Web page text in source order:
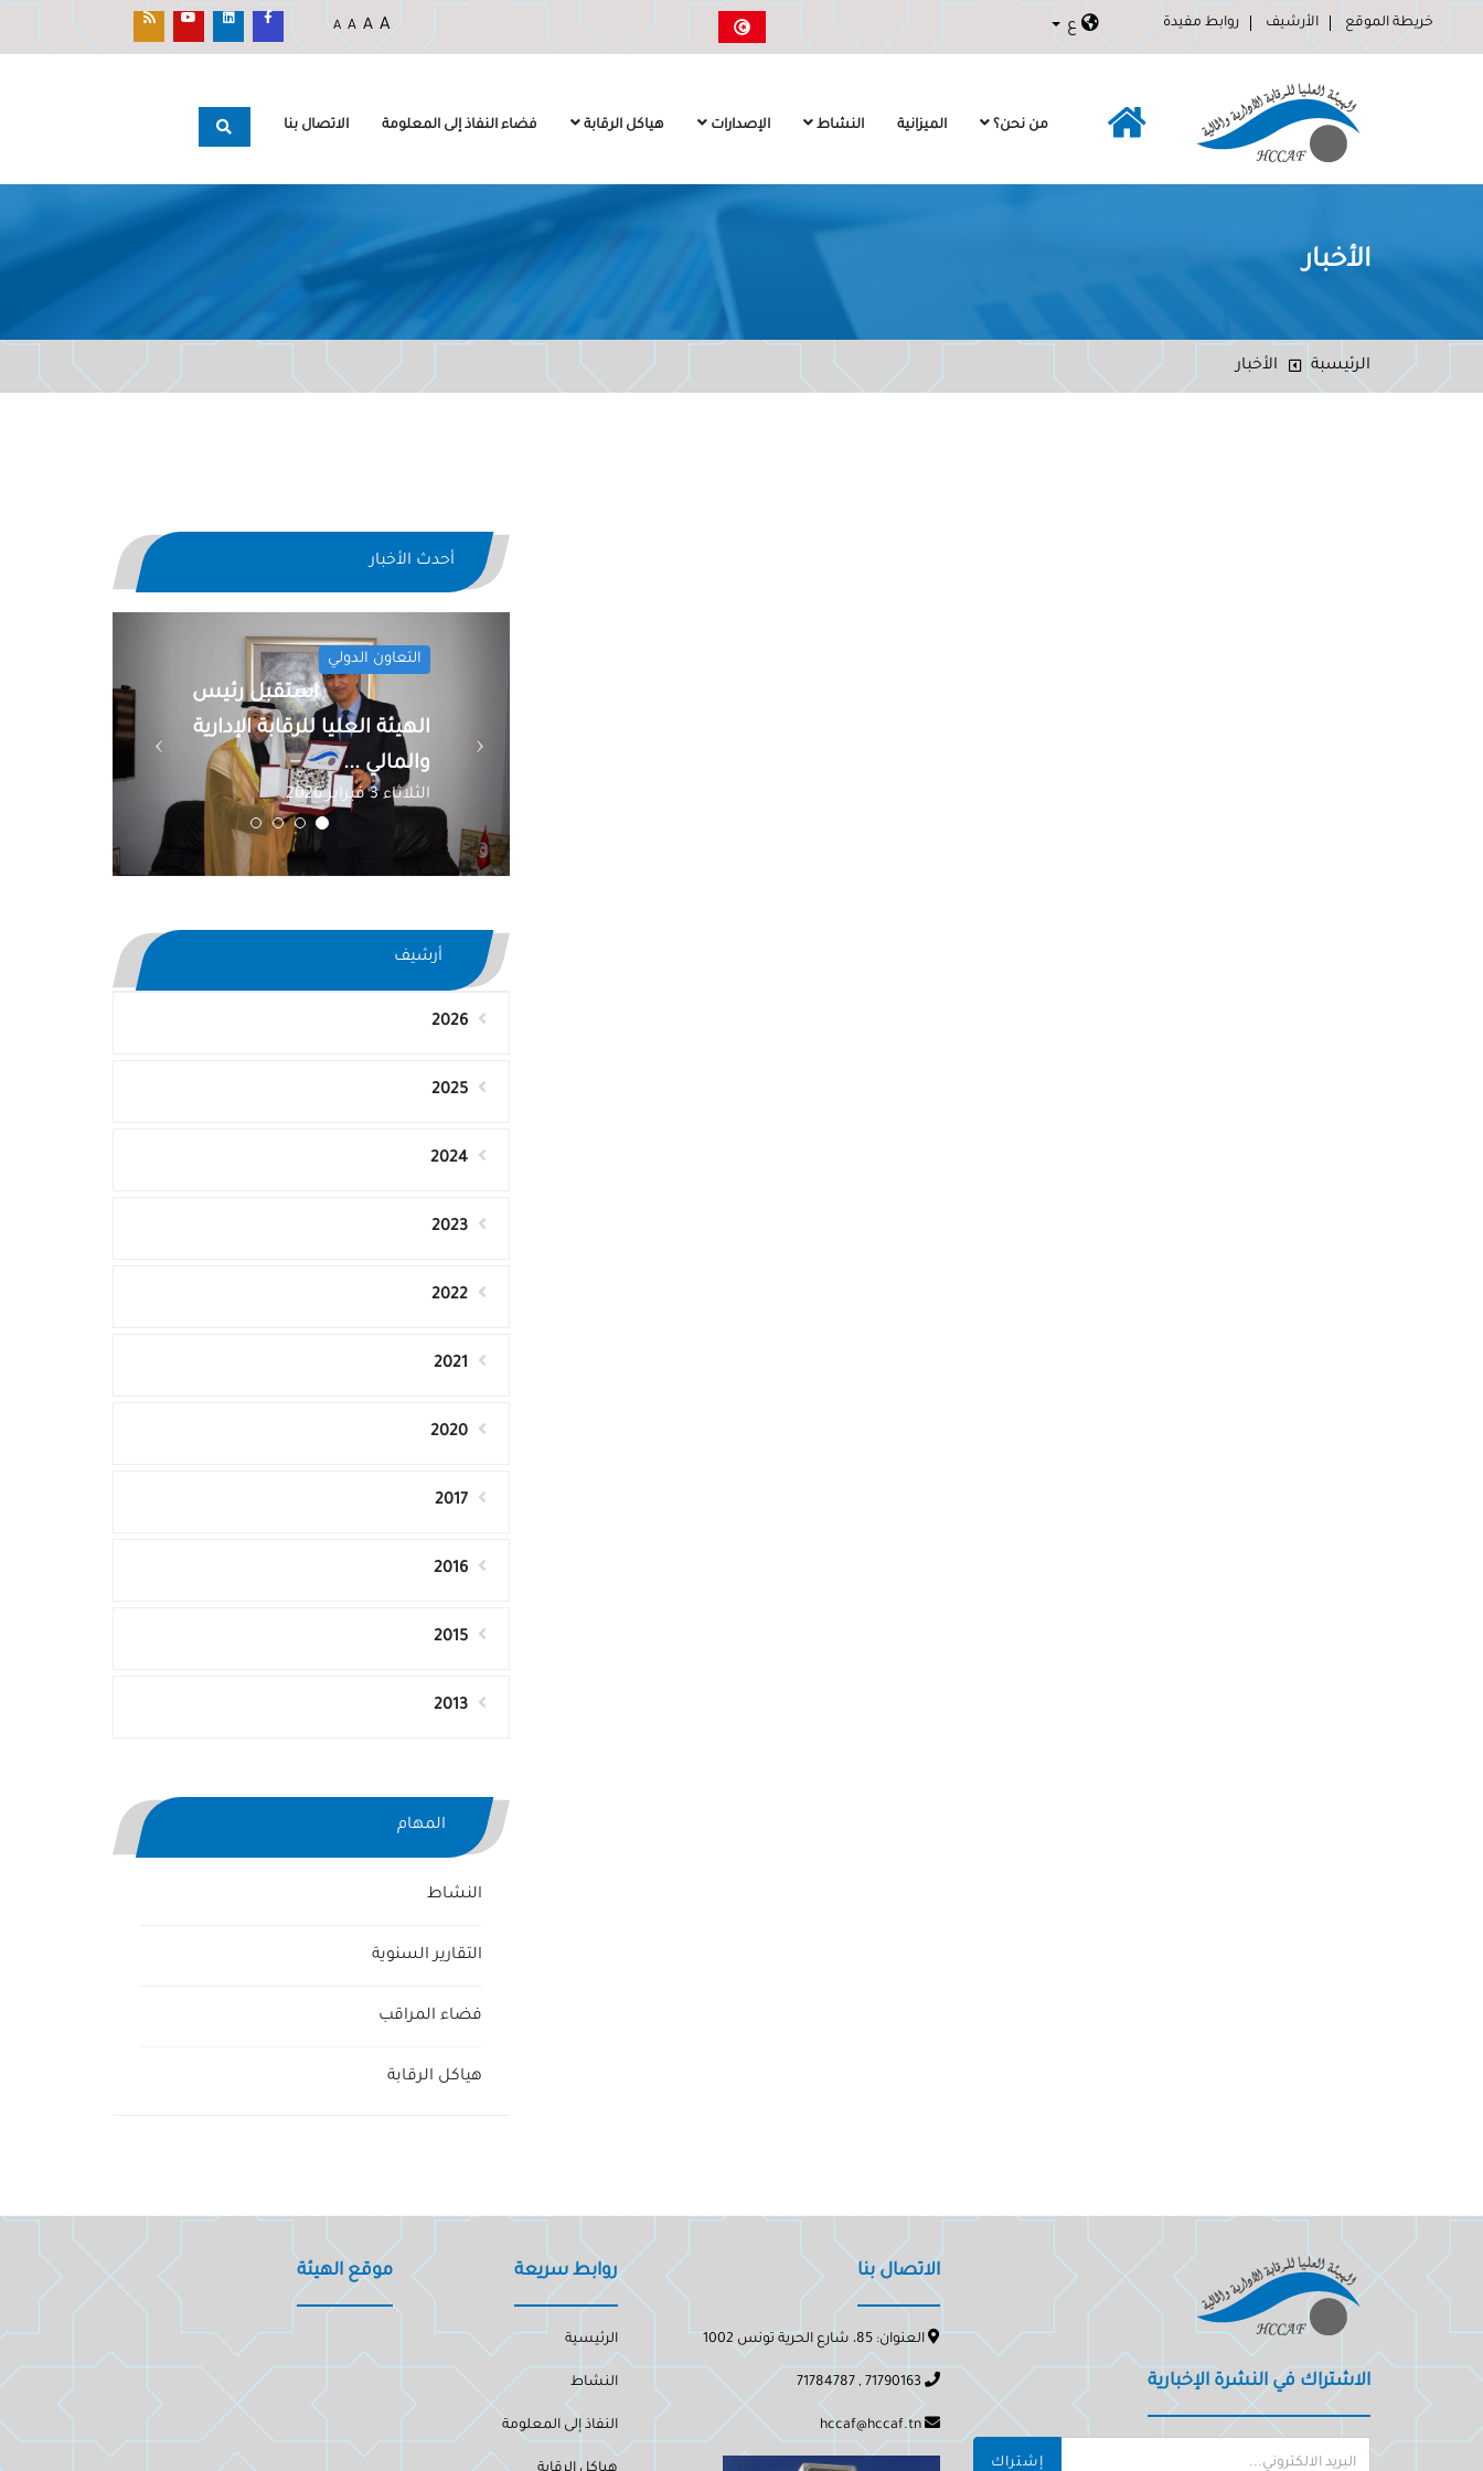
خريطة الموقع الأرشيف روابط مفيدة ع A A A A
من نحن؟ الميزانية النشاط الإصدارات هياكل الرقابة فضاء النفاذ إلى المعلومة الاتصال بنا
الأخبار
الرئيسبة الأخبار
أحدث الأخبار
التعاون الدولي
استقبل رئيس
الهيئة العليا للرقابة الإدارية
والمالي ...
الثلاثاء 3 فبراير 2026
أرشيف
2026
2025
2024
2023
2022
2021
2020
2017
2016
2015
2013
المهام
النشاط
التقارير السنوية
فضاء المراقب
هياكل الرقابة
الاشتراك في النشرة الإخبارية
إشتراك
الاتصال بنا
العنوان: 85، شارع الحرية تونس 1002
روابط سريعة
الرئيسية
النشاط
النفاذ إلى المعلومة
موقع الهيئة